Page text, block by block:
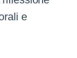
e